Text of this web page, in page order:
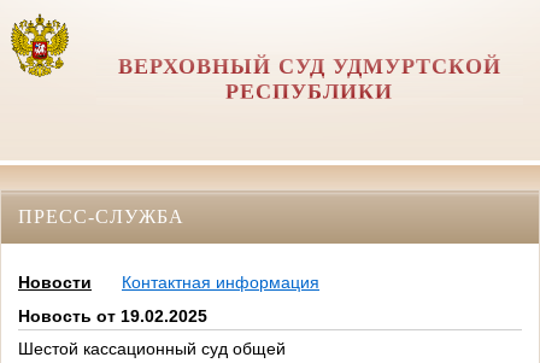
ВЕРХОВНЫЙ СУД УДМУРТСКОЙ
РЕСПУБЛИКИ
ПРЕСС-СЛУЖБА
Новости
Контактная информация
Новость от 19.02.2025
Шестой кассационный суд общей